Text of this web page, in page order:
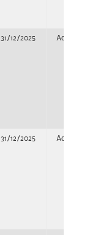
31/12/2025 Adjudicación
31/12/2025 Adjudicación